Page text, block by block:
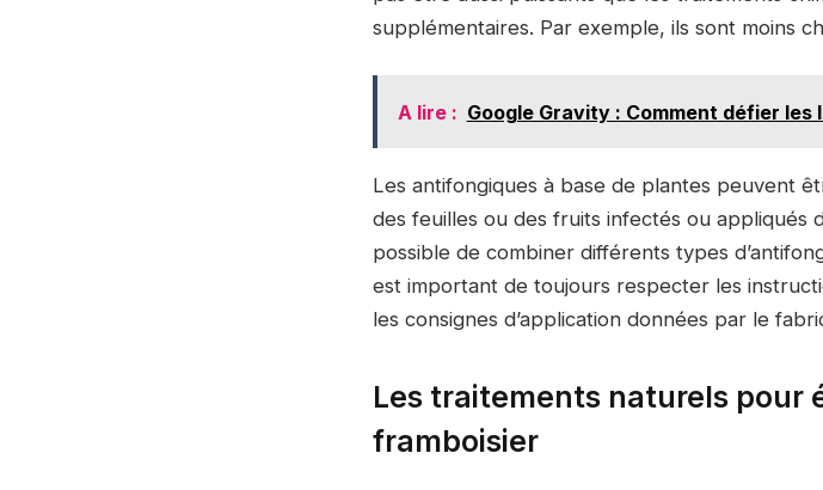
supplémentaires. Par exemple, ils sont moins
A lire : Google Gravity : Comment défier les
Les antifongiques à base de plantes peuvent
des feuilles ou des fruits infectés ou appliqués
possible de combiner différents types
est important de toujours respecter les
les consignes d’application données par le
Les traitements naturels pour
framboisier